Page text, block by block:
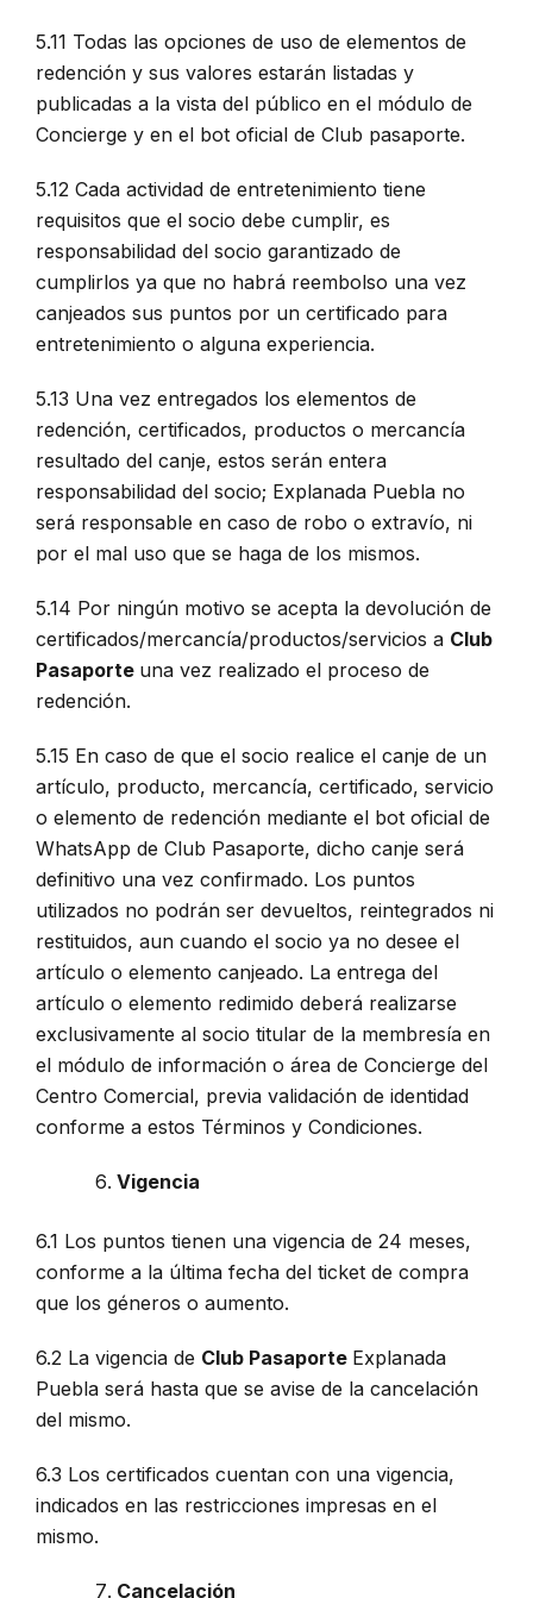
5.11 Todas las opciones de uso de elementos de
redención y sus valores estarán listadas y
publicadas a la vista del público en el módulo de
Concierge y en el bot oficial de Club pasaporte.
5.12 Cada actividad de entretenimiento tiene
requisitos que el socio debe cumplir, es
responsabilidad del socio garantizado de
cumplirlos ya que no habrá reembolso una vez
canjeados sus puntos por un certificado para
entretenimiento o alguna experiencia.
5.13 Una vez entregados los elementos de
redención, certificados, productos o mercancía
resultado del canje, estos serán entera
responsabilidad del socio; Explanada Puebla no
será responsable en caso de robo o extravío, ni
por el mal uso que se haga de los mismos.
5.14 Por ningún motivo se acepta la devolución de
certificados/mercancía/productos/servicios a Club
Pasaporte una vez realizado el proceso de
redención.
5.15 En caso de que el socio realice el canje de un
artículo, producto, mercancía, certificado, servicio
o elemento de redención mediante el bot oficial de
WhatsApp de Club Pasaporte, dicho canje será
definitivo una vez confirmado. Los puntos
utilizados no podrán ser devueltos, reintegrados ni
restituidos, aun cuando el socio ya no desee el
artículo o elemento canjeado. La entrega del
artículo o elemento redimido deberá realizarse
exclusivamente al socio titular de la membresía en
el módulo de información o área de Concierge del
Centro Comercial, previa validación de identidad
conforme a estos Términos y Condiciones.
Vigencia
6.1 Los puntos tienen una vigencia de 24 meses,
conforme a la última fecha del ticket de compra
que los géneros o aumento.
6.2 La vigencia de Club Pasaporte Explanada
Puebla será hasta que se avise de la cancelación
del mismo.
6.3 Los certificados cuentan con una vigencia,
indicados en las restricciones impresas en el
mismo.
Cancelación